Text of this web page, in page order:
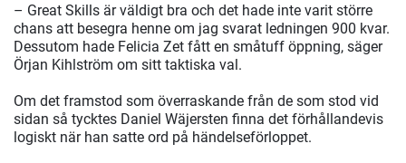
– Great Skills är väldigt bra och det hade inte varit större
chans att besegra henne om jag svarat ledningen 900 kvar.
Dessutom hade Felicia Zet fått en småtuff öppning, säger
Örjan Kihlström om sitt taktiska val.
Om det framstod som överraskande från de som stod vid
sidan så tycktes Daniel Wäjersten finna det förhållandevis
logiskt när han satte ord på händelseförloppet.